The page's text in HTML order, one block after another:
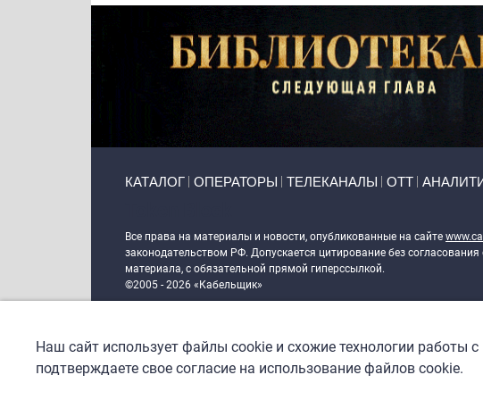
КАТАЛОГ ОПЕРАТОРЫ ТЕЛЕКАНАЛЫ ОТТ
Все права на материалы и новости, опубликованные на сайте
законодательством РФ. Допускается цитирование без
материала, с обязательной прямой гиперссылкой.
©2005 - 2026 «Кабельщик»
DrupalCoder — поддержка сайта c 2017 года
Наш сайт использует файлы cookie и схожие технологии работы
подтверждаете свое согласие на использование файлов cookie.